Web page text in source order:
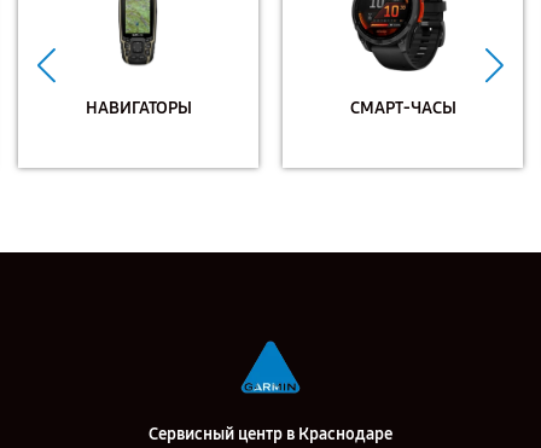
НАВИГАТОРЫ СМАРТ-ЧАСЫ
Сервисный центр в Краснодаре